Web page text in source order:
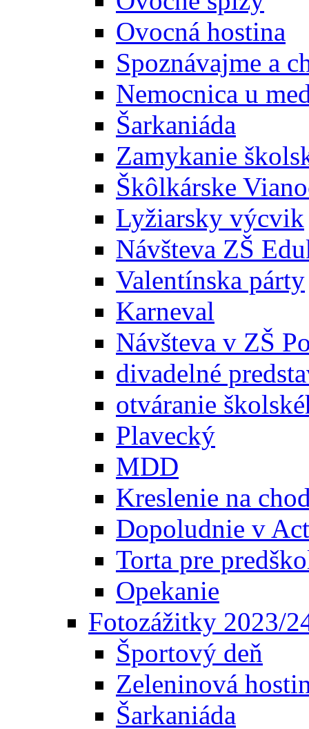
Ovocná hostina
Spoznávajme a
Nemocnica u
Šarkaniáda
Zamykanie
Škôlkárske
Lyžiarsky výcvik
Návšteva ZŠ
Valentínska párty
Karneval
Návšteva v ZŠ
divadelné
otváranie
Plavecký
MDD
Kreslenie na
Dopoludnie v
Torta pre
Opekanie
Fotozážitky 2023/
Športový deň
Zeleninová
Šarkaniáda